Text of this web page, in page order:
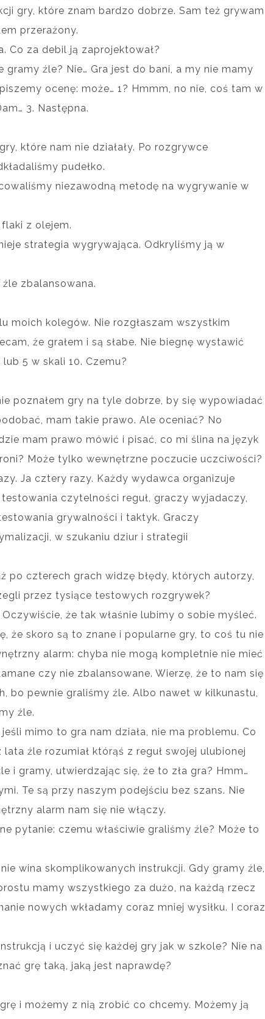
gry, które znam bardzo dobrze. Sam też grywam
przerażony.
Co za debil ją zaprojektował?
gramy źle? Nie… Gra jest do bani, a my nie mamy
ocenę: może… 1? Hmmm, no nie, coś tam w
3. Następna.
które nam nie działały. Po rozgrywce
pudełko.
niezawodną metodę na wygrywanie w
flaki z olejem.
strategia wygrywająca. Odkryliśmy ją w
źle zbalansowana.
moich kolegów. Nie rozgłaszam wszystkim
że grałem i są słabe. Nie biegnę wystawić
5 w skali 10. Czemu?
poznałem gry na tyle dobrze, by się wypowiadać
mam takie prawo. Ale oceniać? No
mam prawo mówić i pisać, co mi ślina na język
Może tylko wewnętrzne poczucie uczciwości?
Ja cztery razy. Każdy wydawca organizuje
czytelności reguł, graczy wyjadaczy,
grywalności i taktyk. Graczy
w szukaniu dziur i strategii
po czterech grach widzę błędy, których autorzy,
przez tysiące testowych rozgrywek?
że tak właśnie lubimy o sobie myśleć.
że skoro są to znane i popularne gry, to coś tu nie
alarm: chyba nie mogą kompletnie nie mieć
czy nie zbalansowane. Wierzę, że to nam się
bo pewnie graliśmy źle. Albo nawet w kilkunastu,
źle.
mimo to gra nam działa, nie ma problemu. Co
źle rozumiał którąś z reguł swojej ulubionej
i gramy, utwierdzając się, że to zła gra? Hmm…
Te są przy naszym podejściu bez szans. Nie
alarm nam się nie włączy.
pytanie: czemu właściwie graliśmy źle? Może to
wina skomplikowanych instrukcji. Gdy gramy źle,
mamy wszystkiego za dużo, na każdą rzecz
nowych wkładamy coraz mniej wysiłku. I coraz
i uczyć się każdej gry jak w szkole? Nie na
grę taką, jaką jest naprawdę?
i możemy z nią zrobić co chcemy. Możemy ją